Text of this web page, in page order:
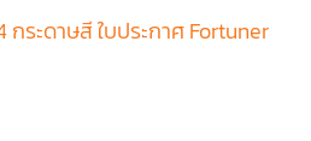
กระดาษสี ใบประกาศ Fortuner